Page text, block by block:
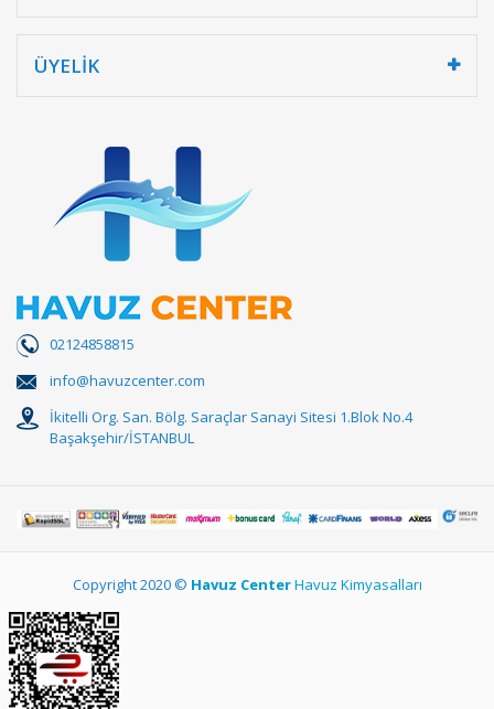
ÜYELİK
02124858815
info@havuzcenter.com
İkitelli Org. San. Bölg. Saraçlar Sanayi Sitesi 1.Blok No.4
Başakşehir/İSTANBUL
Copyright 2020 © Havuz CenterHavuz Kimyasalları